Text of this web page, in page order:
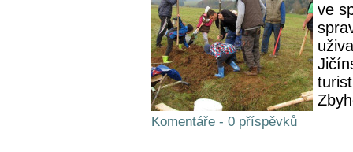
ve
Komentáře - 0 příspěvků